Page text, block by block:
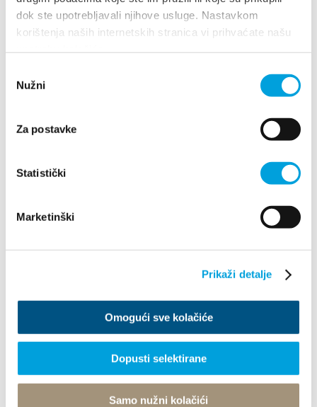
dok ste upotrebljavali njihove usluge. Nastavkom
korištenja naših internetskih stranica vi prihvaćate našu
pristanka
Nužni
Za postavke
Statistički
Marketinški
Prikaži detalje
Omogući sve kolačiće
Dopusti selektirane
Samo nužni kolačići
+38598589830
danijela.baldic@gmail.com
Danijela Čavka
PUT STRINJE 35, 21212 Kaštel Sućurac